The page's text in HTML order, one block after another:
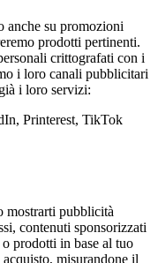
anche su promozioni
prodotti pertinenti.
crittografati con i
i loro canali pubblicitari
i loro servizi:
Printerest, TikTok
mostrarti pubblicità
contenuti sponsorizzati
prodotti in base al tuo
misurandone il